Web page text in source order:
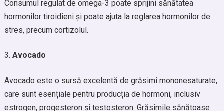
Consumul regulat de omega-3 poate sprijini sănătatea
hormonilor tiroidieni și poate ajuta la reglarea hormonilor de
stres, precum cortizolul.
Avocado
Avocado este o sursă excelentă de grăsimi mononesaturate,
care sunt esențiale pentru producția de hormoni, inclusiv
estrogen, progesteron și testosteron. Grăsimile sănătoase